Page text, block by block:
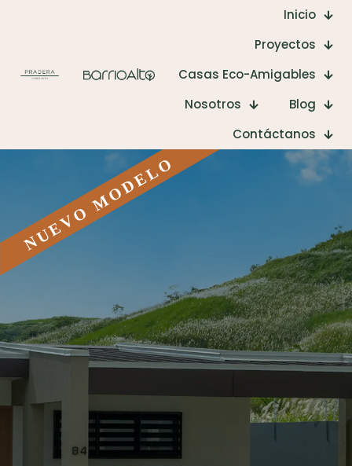
Inicio
Proyectos
Casas Eco-Amigables
Nosotros
Blog
Contáctanos